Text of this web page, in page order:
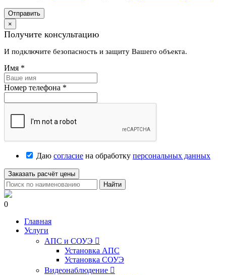
Отправить
×
Получите консультацию
И подключите безопасность и защиту Вашего объекта.
Имя *
Номер телефона *
Даю согласие на обработку персональных данных
Заказать расчёт цены
Найти
0
Главная
Услуги
АПС и СОУЭ 
Установка АПС
Установка СОУЭ
Видеонаблюдение 